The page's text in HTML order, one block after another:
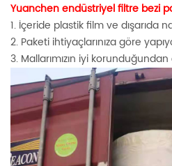
Yuanchen endüstriyel filtre bezi
1. İçeride plastik film ve dışarıda
2. Paketi ihtiyaçlarınıza göre
3. Mallarımızın iyi